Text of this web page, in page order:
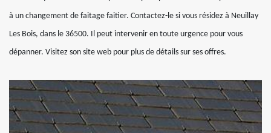
à un changement de faitage faitier. Contactez-le si vous résidez à Neuillay
Les Bois, dans le 36500. Il peut intervenir en toute urgence pour vous
dépanner. Visitez son site web pour plus de détails sur ses offres.